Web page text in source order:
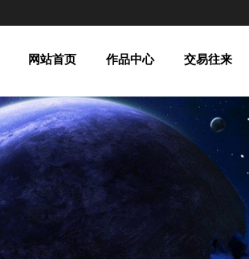
网站首页 作品中心 交易往来